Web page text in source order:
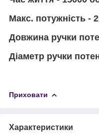
Макс. потужність -
Довжина ручки
Діаметр ручки
Приховати
Характеристики